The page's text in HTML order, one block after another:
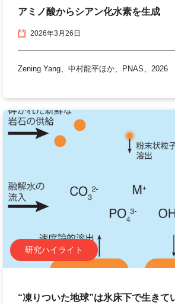
アミノ酸からシアン化水素を生成
2026年3月26日
Zening Yang、中村龍平ほか、PNAS、2026
研究ハイライト
“凍りついた地球”は氷床下で生きて